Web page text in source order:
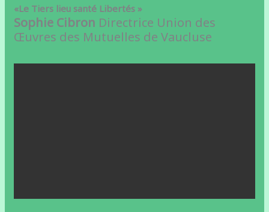
«Le Tiers lieu santé Libertés »
Sophie Cibron Directrice Union des
Œuvres des Mutuelles de Vaucluse